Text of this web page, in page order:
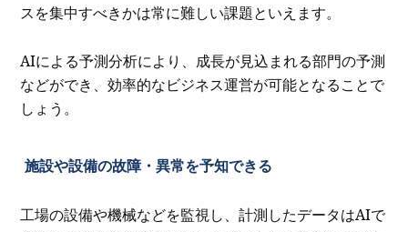
スを集中すべきかは常に難しい課題といえます。
AIによる予測分析により、成長が見込まれる部門の予測
などができ、効率的なビジネス運営が可能となることで
しょう。
施設や設備の故障・異常を予知できる
工場の設備や機械などを監視し、計測したデータはAIで